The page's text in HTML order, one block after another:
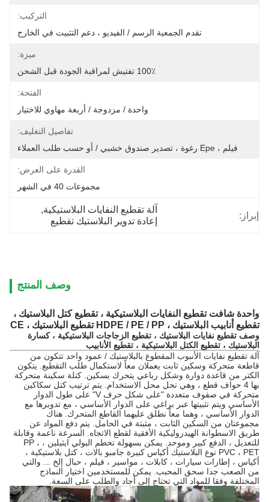
التركيب:
تقدم الجمعية الرسم / الفيديو ، دعم التثبيت في الخارج
ميزة:
100٪ تفتيش لمراقبة الجودة قبل الشحن
الفتحة:
واحدة / مزدوجة / أربعة مهاوي للاختيار
تفاصيل التغليف:
فيلم ، Epe رغوة ، تصدير صندوق خشبي / أو حسب طلب العملاء
القدرة على العرض:
مجموعات 40 في الشهر
إبراز:
آلة تقطيع النفايات البلاستيكية,
إعادة تدوير البلاستيك تقطيع
وصف المنتج
واحدة شافت تقطيع النفايات البلاستيكية ، تقطيع كتل البلاستيك ،
تقطيع أنابيب البلاستيك ، HDPE / PE / PP تقطيع البلاستيك ، CE
وصف تقطيع نفايات البلاستيك ، تقطيع الزجاجات البلاستيكية ، كسارة
البلاستيك ، تقطيع الكتل البلاستيكية ، تقطيع الأنابيب
آلة تقطيع نفايات الأنبوب المقطوع بالبلاستيك / عمود واحد تتكون من
قاطعة متحركة وسكين ثابت يعملان معاً لاستكمال طلب التقطيع.
يتكون
الكتر من قاعدة دوارة وشكل رباعي يتحرك بسكين. كتلة سكينة متحركة
بها 4 حواف قطع ، وهي تحل محل الاستخدام.
يتم ترتيب كتل سكاكين
متحركة في صفوف متعددة "على شكل حرف V" على طول الدوار
الأساسي ويتم تثبيتها عبر براغي على الدوار الأساسي ، مع تدويرها مع
الدوار الأساسي ، وهما معاً نطلق عليهما القاطع المتحرك. هناك
مجموعتان من السكين الثابت ، مثبتة في الحامل.
يتم دفع المواد عن
طريق الاسطوانة الهيدروليكية الأفقية لقطع الاتجاه.
السرعة ناعمة وقابلة
للتعديل ، الدفع كبير وموحد. يمكن بسهولة تحطم البولي ايثيلين ، PP ،
PVC ، PET نوع البلاستيك أكياس كبيرة جامبو بالات ، كتل بلاستيكية ،
أكياس ، إطارات سيارات ، كابلات ، مواسير ، فيلم ، حبال إلخ ... والتي
من الصعب جدا سحق المحبب.
يمكن للمستخدمين اختيار النماذج
المختلفة وفقا للمواد التي تحتاج إلى أجاد والطلب على السعة.